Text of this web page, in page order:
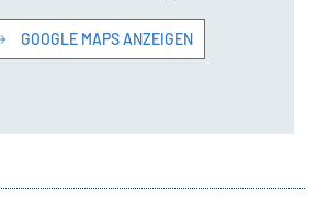
GOOGLE MAPS ANZEIGEN